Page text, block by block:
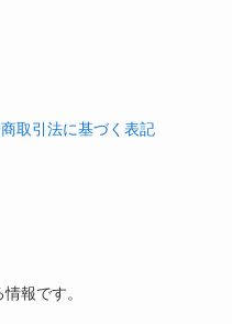
取引法に基づく表記
報です。